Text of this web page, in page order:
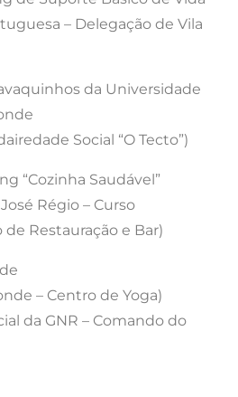
– Delegação de Vila
da Universidade
Social “O Tecto”)
“Cozinha Saudável”
Régio – Curso
de Restauração e Bar)
– Centro de Yoga)
da GNR – Comando do